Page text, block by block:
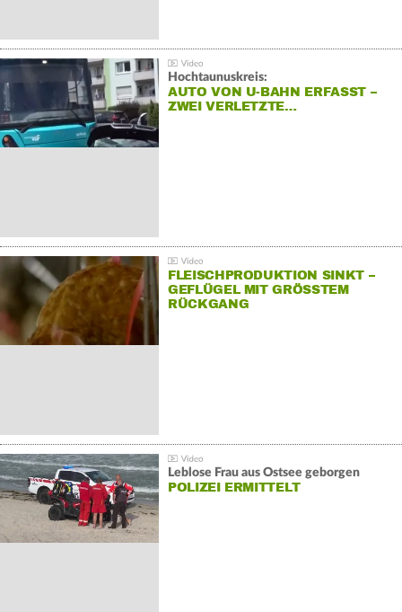
Hochtaunuskreis:
AUTO VON U-BAHN ERFASST –
ZWEI VERLETZTE…
FLEISCHPRODUKTION SINKT –
GEFLÜGEL MIT GRÖSSTEM R
ÜCKGANG
Leblose Frau aus Ostsee geborgen
POLIZEI ERMITTELT